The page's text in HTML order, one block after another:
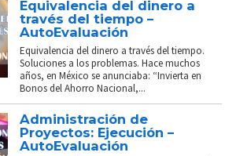
Equivalencia del dinero a
través del tiempo –
AutoEvaluación
Equivalencia del dinero a través del tiempo.
Soluciones a los problemas. Hace muchos
años, en México se anunciaba: “Invierta en
Bonos del Ahorro Nacional,...
Administración de
Proyectos: Ejecución –
AutoEvaluación